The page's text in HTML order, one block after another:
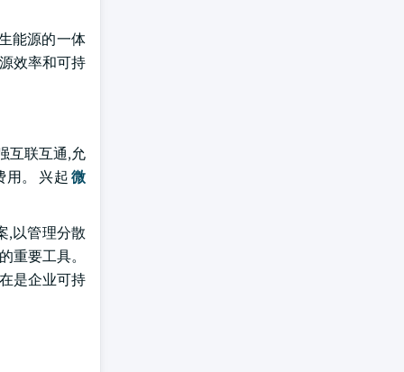
能源的一体
效率和可持
互联互通,允
用。 兴起微
,以管理分散
重要工具。
是企业可持